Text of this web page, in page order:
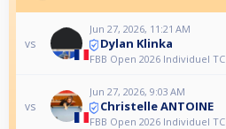
vs
Jun 27, 2026, 11:21 AM
Dylan Klinka
FBB Open 2026 Individuel TC
vs
Jun 27, 2026, 9:03 AM
Christelle ANTOINE
FBB Open 2026 Individuel TC